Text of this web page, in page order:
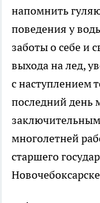
напомнить
поведения у
заботы о себе и
выхода на лед,
с наступлением
последний день
многолетней
старшего